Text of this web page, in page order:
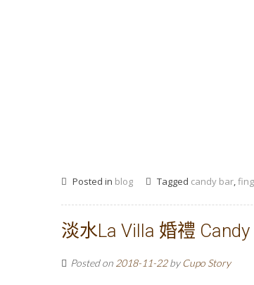
Posted in blog Tagged candy bar,
淡水La Villa 婚禮 Candy
Posted on 2018-11-22by Cupo Story